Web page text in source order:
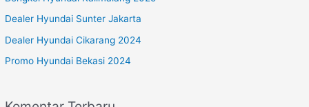
u
k
:
Dealer Hyundai Sunter Jakarta
Dealer Hyundai Cikarang 2024
Promo Hyundai Bekasi 2024